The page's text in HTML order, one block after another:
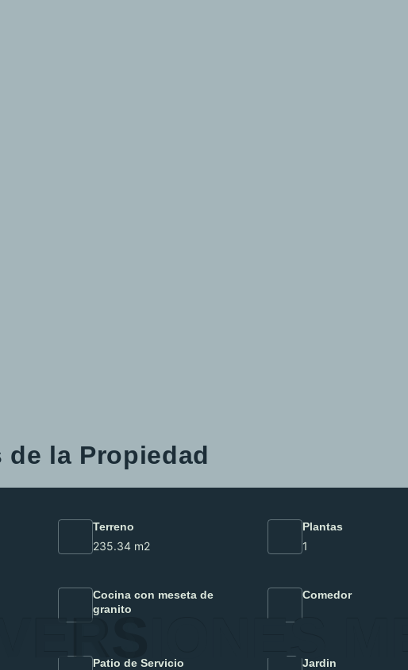
ER ES
la Propiedad
Terreno
235.34 m2
Plantas
1
Cocina con meseta de
granito
Comedor
Patio de Servicio Jardin